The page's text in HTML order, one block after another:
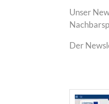
Unser
Der